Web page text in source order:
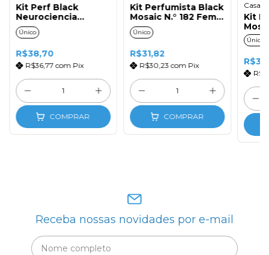
Kit Perf Black
Neurociencia
Afrodite Fem. 50ml
Único
R$38,70
R$36,77 com Pix
COMPRAR
Kit Perfumista Black
Mosaic N.° 182 Fem.
50ml
Único
R$31,82
R$30,23com Pix
COMPRAR
Casa
Kit
50ml
Único
Receba nossas novidades por e-mail